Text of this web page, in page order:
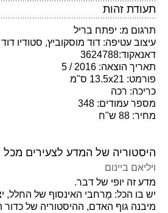
תעודת זהות
תרגום מ: יפתח בריל
עיצוב עטיפה: דוד מוסקוביץ, סטודיו דוד
דאנאקוד:3624788
תאריך הוצאה: 2016 / 5
פורמט: 13.5x21 ס"מ
כריכה: רכה
מספר עמודים: 348
מחיר: 88 ש"ח
היסטוריה של המדע לצעירים מכל
ויליאם ביינום
מדע זה יופי של דבר.
יש בו הכל: מֶרחבי האינסוף של החלל,
מיבנה גוף האדם, ההיסטוריה של כדור